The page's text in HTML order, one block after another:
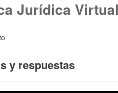
Jurídica
y respuestas